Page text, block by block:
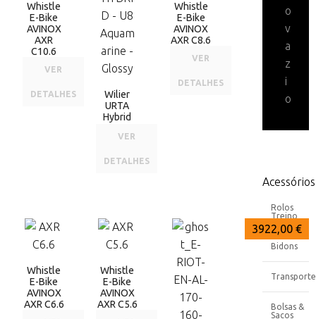
Whistle
E-Bike
AVINOX
AXR
C10.6
VER
DETALHES
Wilier
URTA
Hybrid
VER
DETALHES
Whistle
E-Bike
AVINOX
AXR C8.6
VER
DETALHES
4945,00 €
Whistle
E-Bike
AVINOX
AXR C6.6
4415,00 €
Whistle
E-Bike
AVINOX
AXR C5.6
3922,00 €
o
v
a
z
i
o
Acessórios
Rolos
Treino
Bidons
Transporte
Bolsas &
Sacos